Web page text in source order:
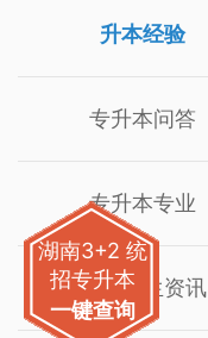
升本经验
专升本问答
专升本专业
院校招生资讯
湖南3+2 统
招专升本
一键查询